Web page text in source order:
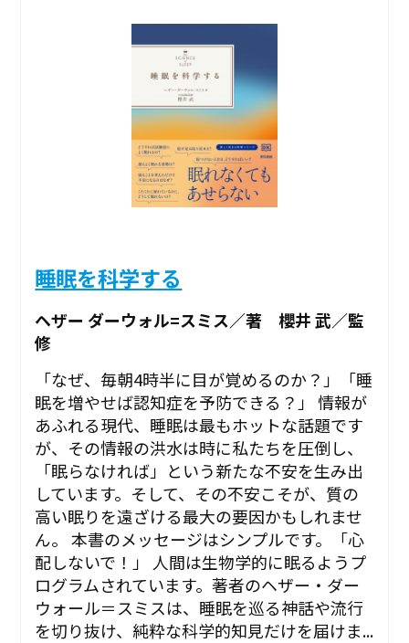
睡眠を科学する
ヘザー ダーウォル=スミス／著 櫻井 武／監
修
「なぜ、毎朝4時半に目が覚めるのか？」「睡
眠を増やせば認知症を予防できる？」 情報が
あふれる現代、睡眠は最もホットな話題です
が、その情報の洪水は時に私たちを圧倒し、
「眠らなければ」という新たな不安を生み出
しています。そして、その不安こそが、質の
高い眠りを遠ざける最大の要因かもしれませ
ん。 本書のメッセージはシンプルです。「心
配しないで！」 人間は生物学的に眠るようプ
ログラムされています。著者のヘザー・ダー
ウォール＝スミスは、睡眠を巡る神話や流行
を切り抜け、純粋な科学的知見だけを届けま...